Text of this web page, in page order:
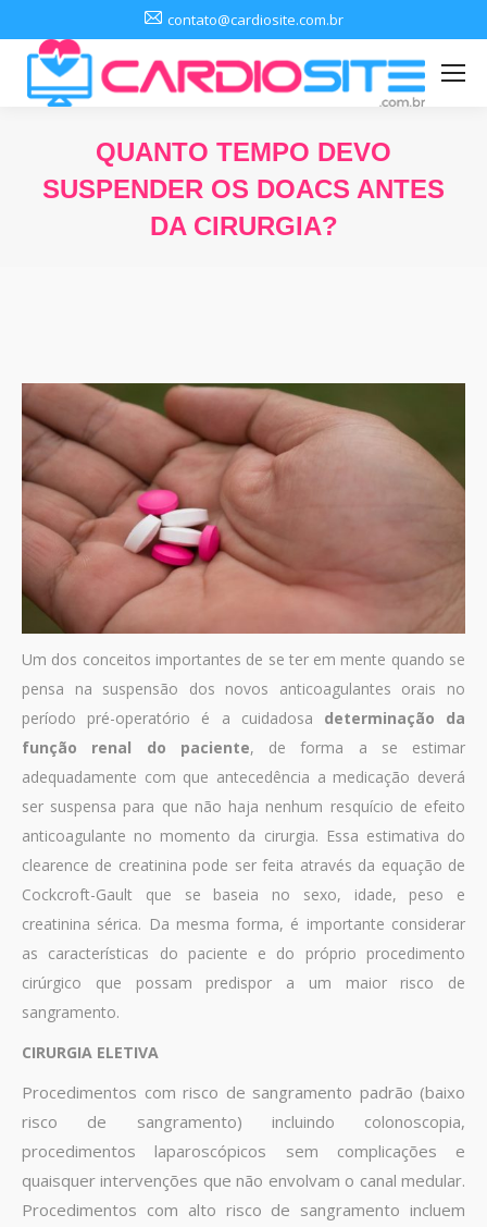
contato@cardiosite.com.br
QUANTO TEMPO DEVO
SUSPENDER OS DOACS ANTES
DA CIRURGIA?
Um dos conceitos importantes de se ter em mente quando se
pensa na suspensão dos novos anticoagulantes orais no
período pré-operatório é a cuidadosa determinação da
função renal do paciente, de forma a se estimar
adequadamente com que antecedência a medicação deverá
ser suspensa para que não haja nenhum resquício de efeito
anticoagulante no momento da cirurgia. Essa estimativa do
clearence de creatinina pode ser feita através da equação de
Cockcroft-Gault que se baseia no sexo, idade, peso e
creatinina sérica. Da mesma forma, é importante considerar
as características do paciente e do próprio procedimento
cirúrgico que possam predispor a um maior risco de
sangramento.
CIRURGIA ELETIVA
Procedimentos com risco de sangramento padrão (baixo
risco de sangramento) incluindo colonoscopia,
procedimentos laparoscópicos sem complicações e
quaisquer intervenções que não envolvam o canal medular.
Procedimentos com alto risco de sangramento incluem